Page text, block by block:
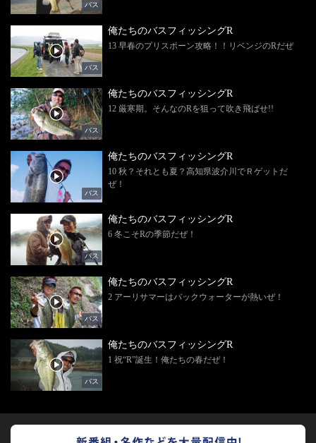
バス
バス
俺たちのバスフィッシングR
13 早春のプリスポーン攻略！！リベンジのRだぜ
バス
俺たちのバスフィッシングR
12 厳寒期。そんなのRを狙って吹き飛ばせ!!
バス
俺たちのバスフィッシングR
10 秋？それとも夏？高知県波介川でＲゲットだ
ぜ！
バス
俺たちのバスフィッシングR
6 冬こそRの季節だぜ！
バス
俺たちのバスフィッシングR
2 アーリサマーはバックウォーターが熱いぜ！
バス
俺たちのバスフィッシングR
1 祝“R”誕生！俺たちの春だぜ！